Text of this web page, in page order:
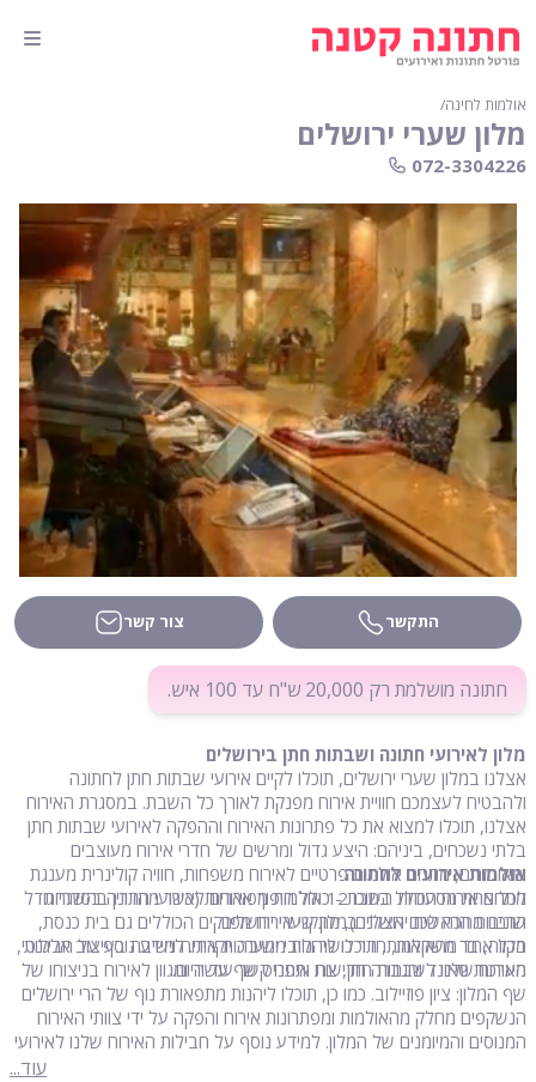
אולמות לחינה∕
מלון שערי ירושלים
072-3304226
התקשר צור קשר
חתונה מושלמת רק 20,000 ש"ח עד 100 איש.
מלון לאירועי חתונה ושבתות חתן בירושלים
אצלנו במלון שערי ירושלים, תוכלו לקיים אירועי שבתות חתן לחתונה
ולהבטיח לעצמכם חוויית אירוח מפנקת לאורך כל השבת. במסגרת האירוח
אצלנו, תוכלו למצוא את כל פתרונות האירוח וההפקה לאירועי שבתות חתן
בלתי נשכחים, ביניהם: היצע גדול ומרשים של חדרי אירוח מעוצבים
ומאובזרים, מתחם אולמות פרטיים לאירוח משפחות, חוויה קולינרית מענגת
לכל אחת מסעודות השבת - כולל היפוך ארוחות (כשר מהדרין בהשגחת
הרבנות הראשית ירושלים), מתקני אירוח מפנקים הכוללים גם בית כנסת,
מקווה, בר משקאות, חדר כושר ולובי ישיבה יוקרתי. למידע נוסף על חבילות
האירוח שלנו לשבתות חתן, צרו איתנו קשר עוד היום.
אולמות אירועים לחתונה
מתחם אירוח הכולל בתוכו 12 אולמות מפוארים לאירועי חתונה בסדרי גודל
שונים מחכה לכם אצלנו במלון שערי ירושלים.
בכל אחד מהאולמות, תוכלו ליהנות ממערכות אירוח וישיבה בעיצוב אלגנטי,
מערכות סאונד והגברה חדישות ותפריט שף עשיר ומגוון לאירוח בניצוחו של
שף המלון: ציון פוזיילוב. כמו כן, תוכלו ליהנות מתפאורת נוף של הרי ירושלים
הנשקפים מחלק מהאולמות ומפתרונות אירוח והפקה על ידי צוותי האירוח
המנוסים והמיומנים של המלון. למידע נוסף על חבילות האירוח שלנו לאירועי
עוד...